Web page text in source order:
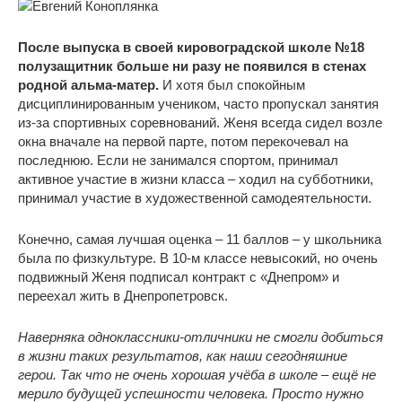
После выпуска в своей кировоградской школе №18
полузащитник больше ни разу не появился в стенах
родной альма-матер. И хотя был спокойным
дисциплинированным учеником, часто пропускал занятия
из-за спортивных соревнований. Женя всегда сидел возле
окна вначале на первой парте, потом перекочевал на
последнюю. Если не занимался спортом, принимал
активное участие в жизни класса – ходил на субботники,
принимал участие в художественной самодеятельности.
Конечно, самая лучшая оценка – 11 баллов – у школьника
была по физкультуре. В 10-м классе невысокий, но очень
подвижный Женя подписал контракт с «Днепром» и
переехал жить в Днепропетровск.
Наверняка одноклассники-отличники не смогли добиться
в жизни таких результатов, как наши сегодняшние
герои. Так что не очень хорошая учёба в школе – ещё не
мерило будущей успешности человека. Просто нужно